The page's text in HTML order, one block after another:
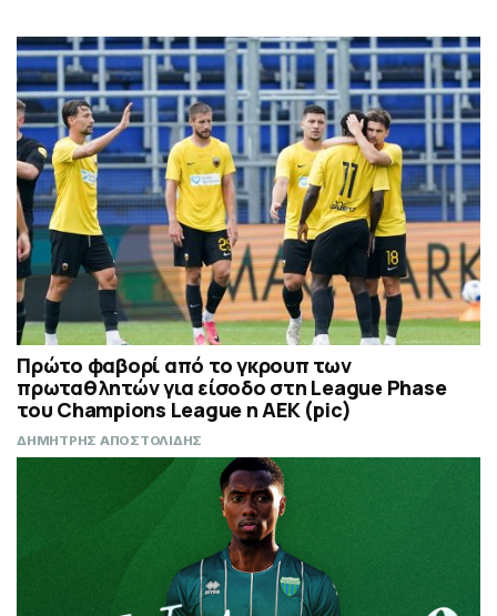
Πρώτο φαβορί από το γκρουπ των
πρωταθλητών για είσοδο στη League Phase
του Champions League η ΑΕΚ (pic)
ΔΗΜΗΤΡΗΣ ΑΠΟΣΤΟΛΙΔΗΣ